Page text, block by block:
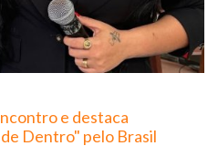
e destaca
Dentro" pelo Brasil